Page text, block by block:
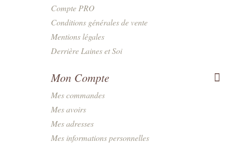
Compte PRO
Conditions générales de vente
Mentions légales
Derrière Laines et Soi
Mon Compte
Mes commandes
Mes avoirs
Mes adresses
Mes informations personnelles